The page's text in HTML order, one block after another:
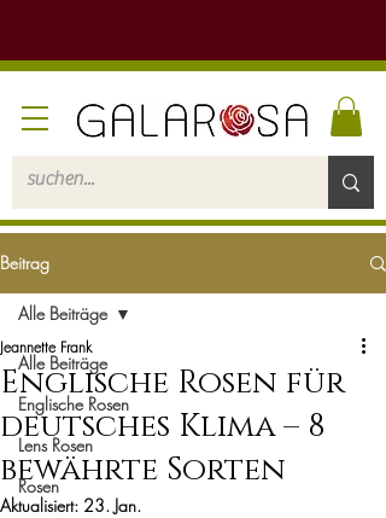
Beitrag
Alle Beiträge
Englische Rosen
Lens Rosen
Rosen
Alle Beiträge
Englische Rosen für
deutsches Klima – 8
bewährte Sorten
Jeannette Frank
Aktualisiert: 23. Jan.